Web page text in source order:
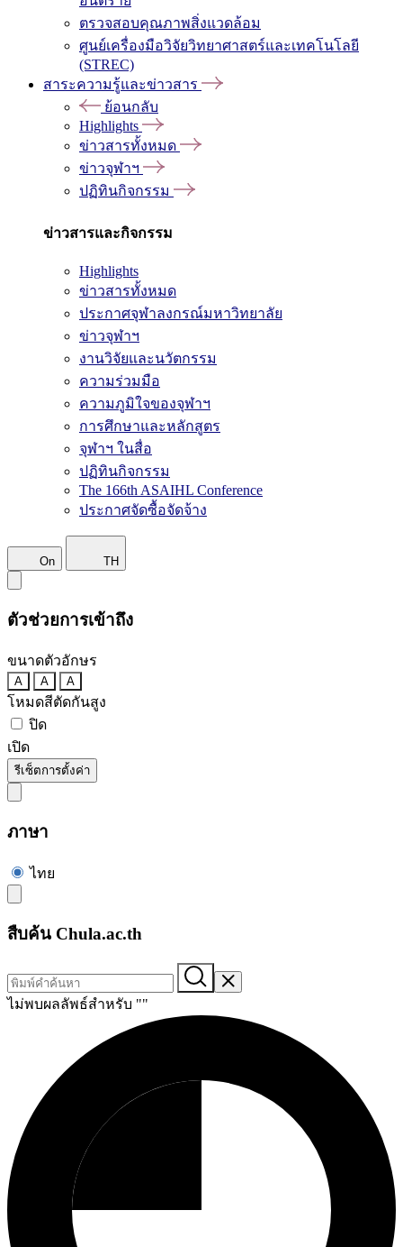
ตรวจสอบคุณภาพสิ่งแวดล้อม
ศูนย์เครื่องมือวิจัยวิทยาศาสตร์และเทคโนโลยี
(STREC)
สาระความรู้และข่าวสาร
ย้อนกลับ
Highlights
ข่าวสารทั้งหมด
ข่าวจุฬาฯ
ปฏิทินกิจกรรม
ข่าวสารและกิจกรรม
Highlights
ข่าวสารทั้งหมด
ประกาศจุฬาลงกรณ์มหาวิทยาลัย
ข่าวจุฬาฯ
งานวิจัยและนวัตกรรม
ความร่วมมือ
ความภูมิใจของจุฬาฯ
การศึกษาและหลักสูตร
จุฬาฯ ในสื่อ
ปฏิทินกิจกรรม
The 166th ASAIHL Conference
ประกาศจัดซื้อจัดจ้าง
On TH
ตัวช่วยการเข้าถึง
ขนาดตัวอักษร
A A A
โหมดสีตัดกันสูง
ปิด
เปิด
รีเซ็ตการตั้งค่า
ภาษา
ไทย
สืบค้น Chula.ac.th
ไม่พบผลลัพธ์สำหรับ ""